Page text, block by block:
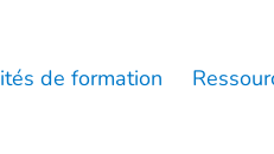
de formation